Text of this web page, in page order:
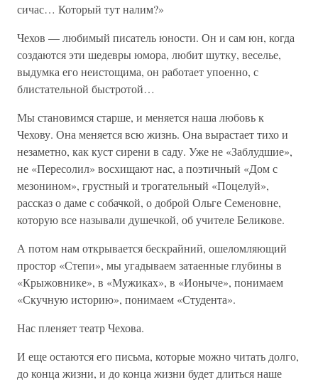
сичас… Который тут налим?»
Чехов — любимый писатель юности. Он и сам юн, когда
создаются эти шедевры юмора, любит шутку, веселье,
выдумка его неистощима, он работает упоенно, с
блистательной быстротой…
Мы становимся старше, и меняется наша любовь к
Чехову. Она меняется всю жизнь. Она вырастает тихо и
незаметно, как куст сирени в саду. Уже не «Заблудшие»,
не «Пересолил» восхищают нас, а поэтичный «Дом с
мезонином», грустный и трогательный «Поцелуй»,
рассказ о даме с собачкой, о доброй Ольге Семеновне,
которую все называли душечкой, об учителе Беликове.
А потом нам открывается бескрайний, ошеломляющий
простор «Степи», мы угадываем затаенные глубины в
«Крыжовнике», в «Мужиках», в «Ионыче», понимаем
«Скучную историю», понимаем «Студента».
Нас пленяет театр Чехова.
И еще остаются его письма, которые можно читать долго,
до конца жизни, и до конца жизни будет длиться наше